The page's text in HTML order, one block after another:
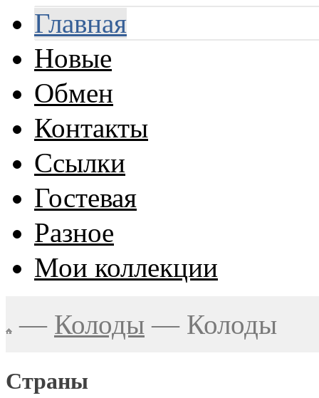
Главная
Новые
Обмен
Контакты
Ссылки
Гостевая
Разное
Мои коллекции
— Колоды — Колоды
Страны